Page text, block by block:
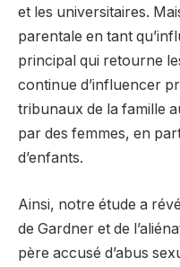
et les universitaires.
parentale en tant
principal qui retourne
continue d’influencer
tribunaux de la famille
par des femmes, en
d’enfants.
Ainsi, notre étude a
de Gardner et de
père accusé d’abus